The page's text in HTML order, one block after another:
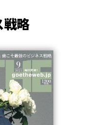
戦略